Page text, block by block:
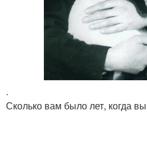
.
Сколько вам было лет, когда